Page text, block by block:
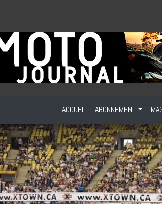
ACCUEIL ABONNEMENT